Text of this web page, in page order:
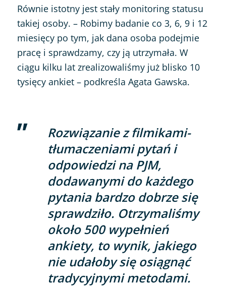
Równie istotny jest stały monitoring statusu
takiej osoby. – Robimy badanie co 3, 6, 9 i 12
miesięcy po tym, jak dana osoba podejmie
pracę i sprawdzamy, czy ją utrzymała. W
ciągu kilku lat zrealizowaliśmy już blisko 10
tysięcy ankiet – podkreśla Agata Gawska.
Rozwiązanie z filmikami-
tłumaczeniami pytań i
odpowiedzi na PJM,
dodawanymi do każdego
pytania bardzo dobrze się
sprawdziło. Otrzymaliśmy
około 500 wypełnień
ankiety, to wynik, jakiego
nie udałoby się osiągnąć
tradycyjnymi metodami.